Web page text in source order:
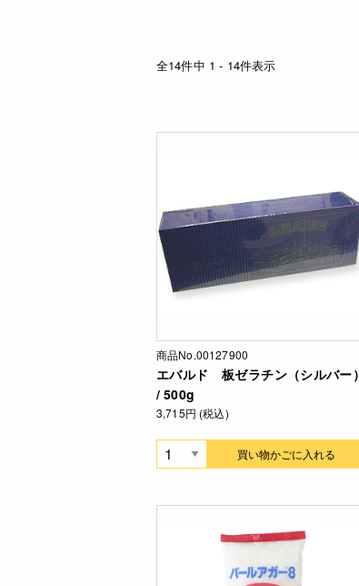
全14件中 1 - 14件表示
商品No.00127900
エバルド 板ゼラチン（シルバー）
/ 500g
3,715円 (税込)
買い物かごに入れる